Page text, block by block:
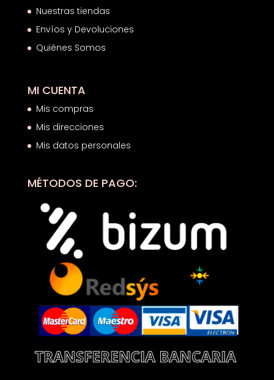
Nuestras tiendas
Envíos y Devoluciones
Quiénes Somos
MI CUENTA
Mis compras
Mis direcciones
Mis datos personales
MÉTODOS DE PAGO: